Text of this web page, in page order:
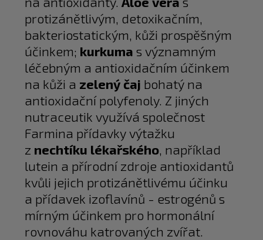
protizánětlivým, detoxikačním,
bakteriostatickým, kůži prospěšným
účinkem; kurkumas významným
léčebným a antioxidačním účinkem
na kůži a zelený čaj bohatý na
antioxidační polyfenoly. Z jiných
nutraceutik využívá společnost
Farmina přídavky výtažku
z nechtíku lékařského, například
lutein a přírodní zdroje antioxidantů
kvůli jejich protizánětlivému účinku
a přídavek izoflavínů - estrogénů s
mírným účinkem pro hormonální
rovnováhu katrovaných zvířat.